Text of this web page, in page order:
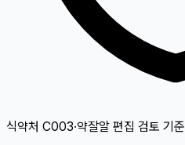
식약처 C003·약잘알 편집 검토 기준